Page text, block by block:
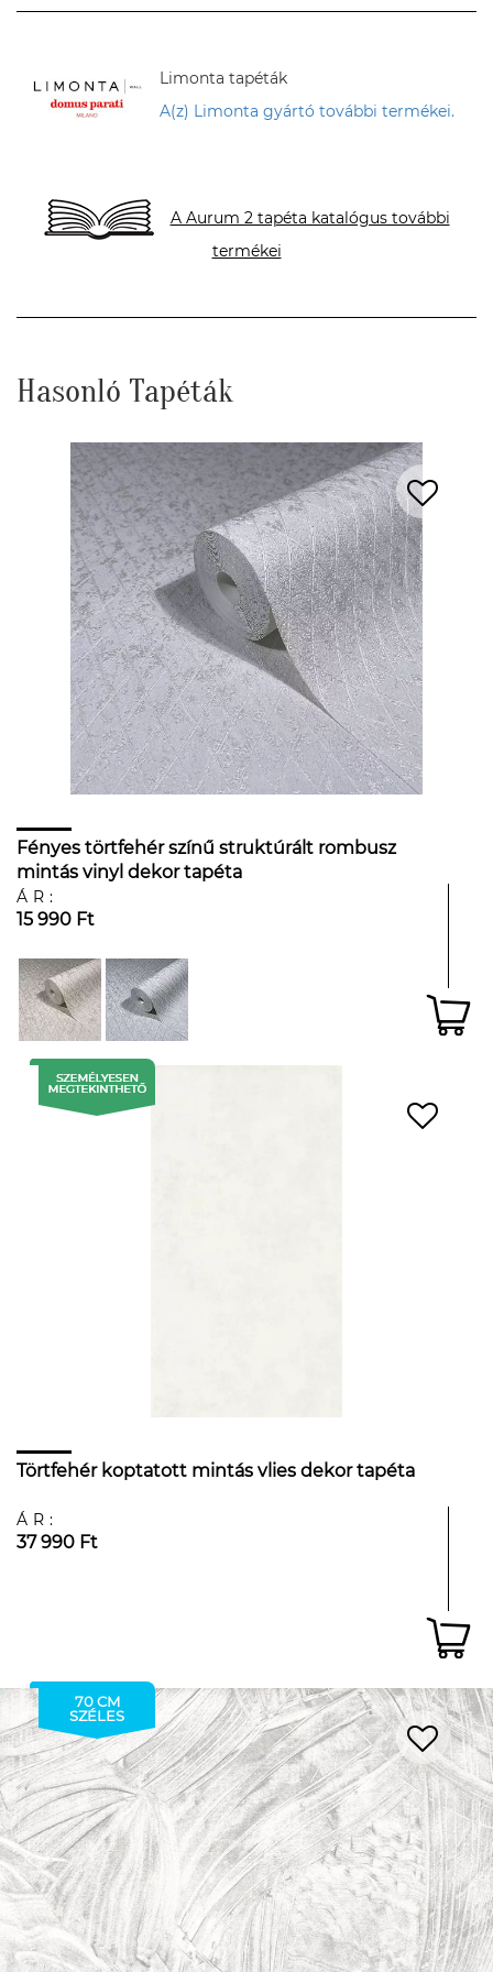
Limonta tapéták
A(z) Limonta gyártó további termékei.
A Aurum 2 tapéta katalógus további
termékei
Hasonló Tapéták
Fényes törtfehér színű struktúrált rombusz
mintás vinyl dekor tapéta
ÁR:
15 990 Ft
Törtfehér koptatott mintás vlies dekor tapéta
ÁR:
37 990 Ft
70 CM
SZÉLES